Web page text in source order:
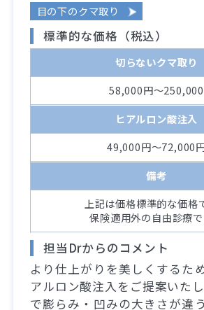
目の下のクマ取り
標準的な価格（税込）
切らないクマ取り
58,000円～250,000
ヒアルロン酸注入
49,000円～72,000
備考
上記は価格標準的な価格
保険適用外の自由診療で
担当Drからのコメント
より仕上がりを美しくするた
アルロン酸注入をご提案いた
で膨らみ・凹みの大きさが違